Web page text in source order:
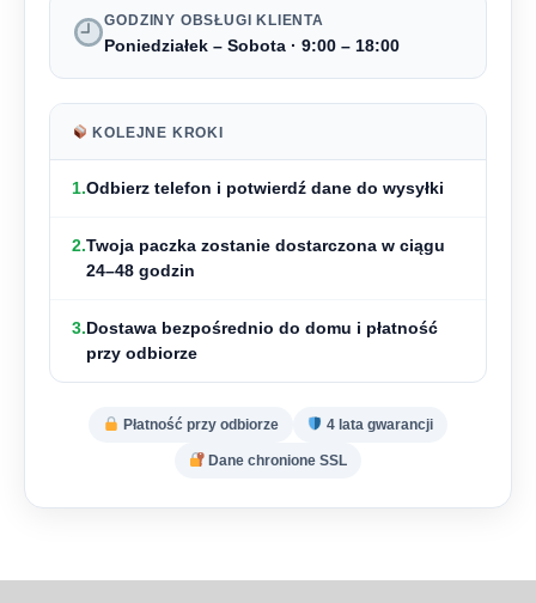
GODZINY OBSŁUGI KLIENTA
Poniedziałek – Sobota · 9:00 – 18:00
KOLEJNE KROKI
1.Odbierz telefon i potwierdź dane do wysyłki
2.Twoja paczka zostanie dostarczona w ciągu
24–48 godzin
3.Dostawa bezpośrednio do domu i płatność
przy odbiorze
Płatność przy odbiorze 4 lata gwarancji
Dane chronione SSL